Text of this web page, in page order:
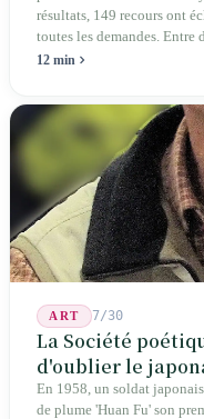
résultats, 149 recours ont
toutes les demandes.
graphiques en géographie,
12 min
ART 7/30
La Société
d'oublier le
poésie chinoise
En 1958, un soldat
de plume 'Huan Fu' son